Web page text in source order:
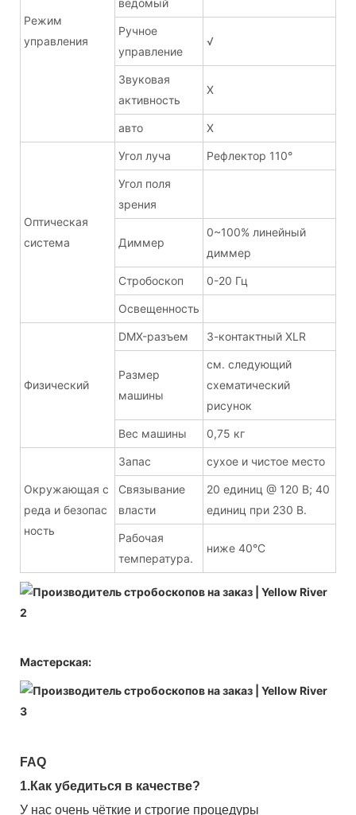
Режим
управления
Ручное
управление
√
Звуковая
активность
Х
авто Х
Оптическая
система
Угол луча Рефлектор 110°
Угол поля
зрения
Диммер
0~100% линейный
диммер
Стробоскоп 0-20 Гц
Освещенность
Физический
DMX-разъем 3-контактный XLR
Размер
машины
см. следующий
схематический
рисунок
Вес машины 0,75 кг
Окружающая с
реда и безопас
ность
Запас сухое и чистое место
Связывание
власти
20 единиц @ 120 В; 40
единиц при 230 В.
Рабочая
температура.
ниже 40°С
Мастерская:
FAQ
1.Как убедиться в качестве?
У нас очень чёткие и строгие процедуры